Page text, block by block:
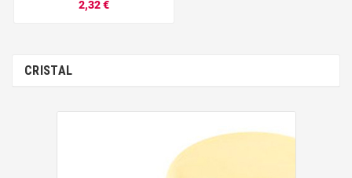
2,32 €
CRISTAL